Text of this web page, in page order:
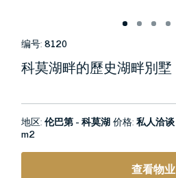
编号:8120
科莫湖畔的歷史湖畔別墅
地区:伦巴第 - 科莫湖价格:私人洽谈
m2
查看物业